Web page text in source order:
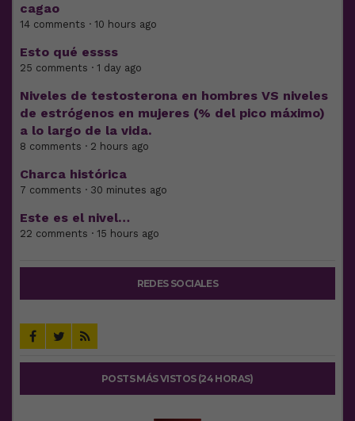
cagao
14 comments · 10 hours ago
Esto qué essss
25 comments · 1 day ago
Niveles de testosterona en hombres VS niveles
de estrógenos en mujeres (% del pico máximo)
a lo largo de la vida.
8 comments · 2 hours ago
Charca histórica
7 comments · 30 minutes ago
Este es el nivel…
22 comments · 15 hours ago
REDES SOCIALES
POSTS MÁS VISTOS (24 HORAS)